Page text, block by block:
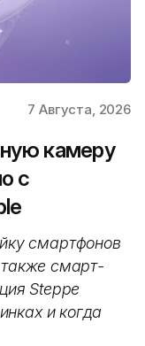
7 Августа, 2026
камеру
с
смартфонов
также смарт-
Steppe
и когда